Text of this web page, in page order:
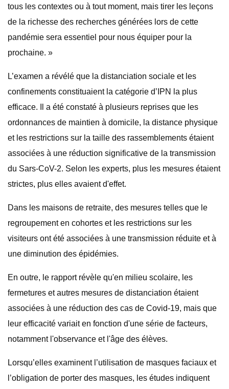
tous les contextes ou à tout moment, mais tirer les leçons
de la richesse des recherches générées lors de cette
pandémie sera essentiel pour nous équiper pour la
prochaine. »
L’examen a révélé que la distanciation sociale et les
confinements constituaient la catégorie d’IPN la plus
efficace. Il a été constaté à plusieurs reprises que les
ordonnances de maintien à domicile, la distance physique
et les restrictions sur la taille des rassemblements étaient
associées à une réduction significative de la transmission
du Sars-CoV-2. Selon les experts, plus les mesures étaient
strictes, plus elles avaient d'effet.
Dans les maisons de retraite, des mesures telles que le
regroupement en cohortes et les restrictions sur les
visiteurs ont été associées à une transmission réduite et à
une diminution des épidémies.
En outre, le rapport révèle qu'en milieu scolaire, les
fermetures et autres mesures de distanciation étaient
associées à une réduction des cas de Covid-19, mais que
leur efficacité variait en fonction d'une série de facteurs,
notamment l'observance et l'âge des élèves.
Lorsqu’elles examinent l’utilisation de masques faciaux et
l’obligation de porter des masques, les études indiquent